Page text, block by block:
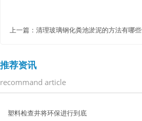
上一篇： 清理玻璃钢化粪池淤泥的方法有哪些
推荐资讯
recommand article
塑料检查井将环保进行到底